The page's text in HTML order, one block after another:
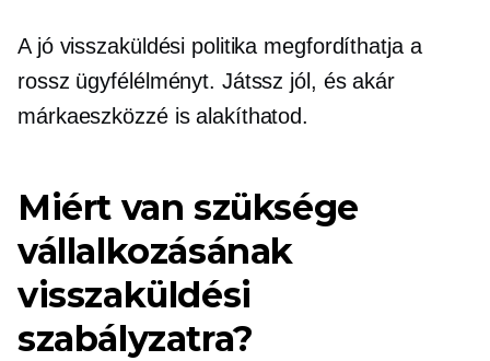
A jó visszaküldési politika megfordíthatja a
rossz ügyfélélményt. Játssz jól, és akár
márkaeszközzé is alakíthatod.
Miért van szüksége
vállalkozásának
visszaküldési
szabályzatra?